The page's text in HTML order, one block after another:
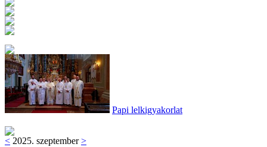
Papi lelkigyakorlat
< 2025. szeptember>